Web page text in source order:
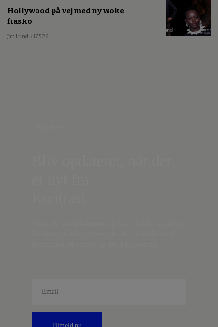
Hollywood på vej med ny woke
fiasko
Jan Lund / 17.5.26
Tilmeld nu